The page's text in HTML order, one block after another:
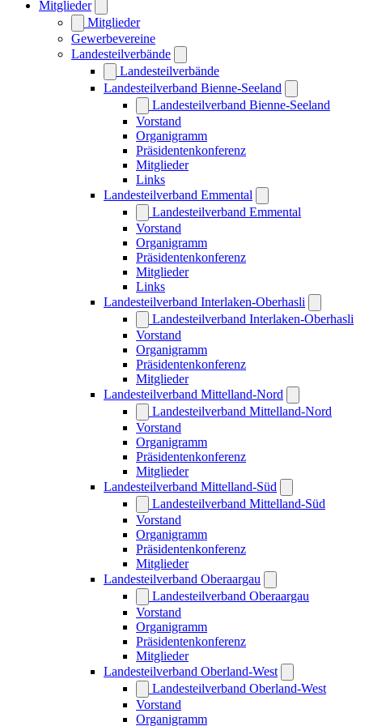
Mitglieder
Mitglieder
Gewerbevereine
Landesteilverbände
Landesteilverbände
Landesteilverband Bienne-Seeland
Landesteilverband Bienne-Seeland
Vorstand
Organigramm
Präsidentenkonferenz
Mitglieder
Links
Landesteilverband Emmental
Landesteilverband Emmental
Vorstand
Organigramm
Präsidentenkonferenz
Mitglieder
Links
Landesteilverband Interlaken-Oberhasli
Landesteilverband Interlaken-Oberhasli
Vorstand
Organigramm
Präsidentenkonferenz
Mitglieder
Landesteilverband Mittelland-Nord
Landesteilverband Mittelland-Nord
Vorstand
Organigramm
Präsidentenkonferenz
Mitglieder
Landesteilverband Mittelland-Süd
Landesteilverband Mittelland-Süd
Vorstand
Organigramm
Präsidentenkonferenz
Mitglieder
Landesteilverband Oberaargau
Landesteilverband Oberaargau
Vorstand
Organigramm
Präsidentenkonferenz
Mitglieder
Landesteilverband Oberland-West
Landesteilverband Oberland-West
Vorstand
Organigramm